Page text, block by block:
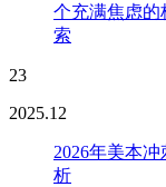
个充满焦虑的
索
23
2025.12
2026年美本
析